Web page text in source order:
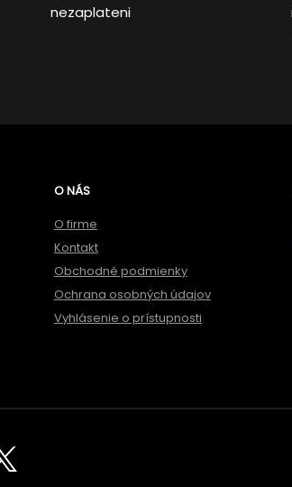
nezaplateni
O NÁS
O firme
Kontakt
Obchodné podmienky
Ochrana osobných údajov
Vyhlásenie o prístupnosti